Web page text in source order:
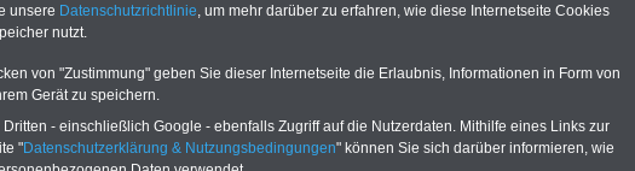
.
für Tarifbeschäftigte im öffentlichen Dienst: DBB
Neu aufgelegt: Oktober 2025 PDF-SERVICEnur 15 Euro
unsere Datenschutzrichtlinie , um mehr darüber zu erfahren, wie diese Internetseite Cookies
nutzt.
von "Zustimmung" geben Sie dieser Internetseite die Erlaubnis, Informationen in Form von
Gerät zu speichern.
- einschließlich Google - ebenfalls Zugriff auf die Nutzerdaten. Mithilfe eines Links zur
"Datenschutzerklärung & Nutzungsbedingungen" können Sie sich darüber informieren, wie